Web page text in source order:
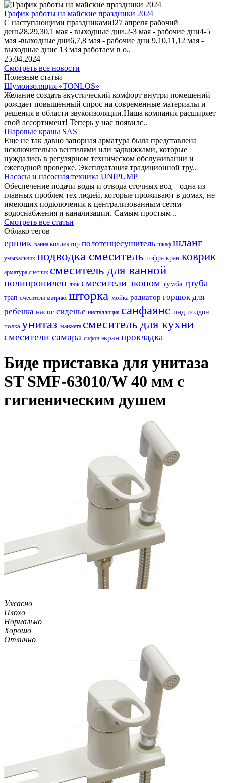
График работы на майские праздники 2024
С наступающими праздниками!27 апреля рабочий
день28,29,30,1 мая - выходные дни.2-3 мая - рабочие дни4-5
мая -выходные дни6,7,8 мая - рабочие дни 9,10,11,12 мая -
выходные днис 13 мая работаем в о..
25.04.2024
Смотреть все новости
Полезные статьи
Шумоизоляция «TONLOS»
Желание создать акустический комфорт внутри помещений
рождает повышенный спрос на современные материалы и
решения в области звукоизоляции.Наша компания расширяет
свой ассортимент! Теперь у нас появилс..
Шаровые краны SAS
Еще не так давно запорная арматура была представлена
исключительно вентилями или задвижками, которые
нуждались в регулярном техническом обслуживании и
ежегодной проверке. Эксплуатация традиционной тру..
Насосы и насосная техника UNIPUMP
Обеспечение подачи воды и отвода сточных вод – одна из
главных проблем тех людей, которые проживают в домах, не
имеющих подключения к централизованным сетям
водоснабжения и канализации. Самым простым ..
Смотреть все статьи
Облако тегов
ершик ванна коллектор полотенцесушитель шкаф шланг
умывальник подводка смеситель гофра кран коврик
арматура счетчик смеситель для ванной
полипропилен люк смесители эконом тумба труба
трап смесители матрикс шторка мойка радиатор горшок для
ребенка насос сиденье инсталляция санфаянс пнд поддон
полка унитаз манжета смеситель для кухни
смесители самара сифон экран прокладка
Биде приставка для унитаза
ST SMF-63010/W 40 мм с
гигиеническим душем
Ужасно
Плохо
Нормально
Хорошо
Отлично